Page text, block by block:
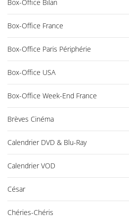
Box-Office Bilan
Box-Office France
Box-Office Paris Périphérie
Box-Office USA
Box-Office Week-End France
Brèves Cinéma
Calendrier DVD & Blu-Ray
Calendrier VOD
César
Chéries-Chéris